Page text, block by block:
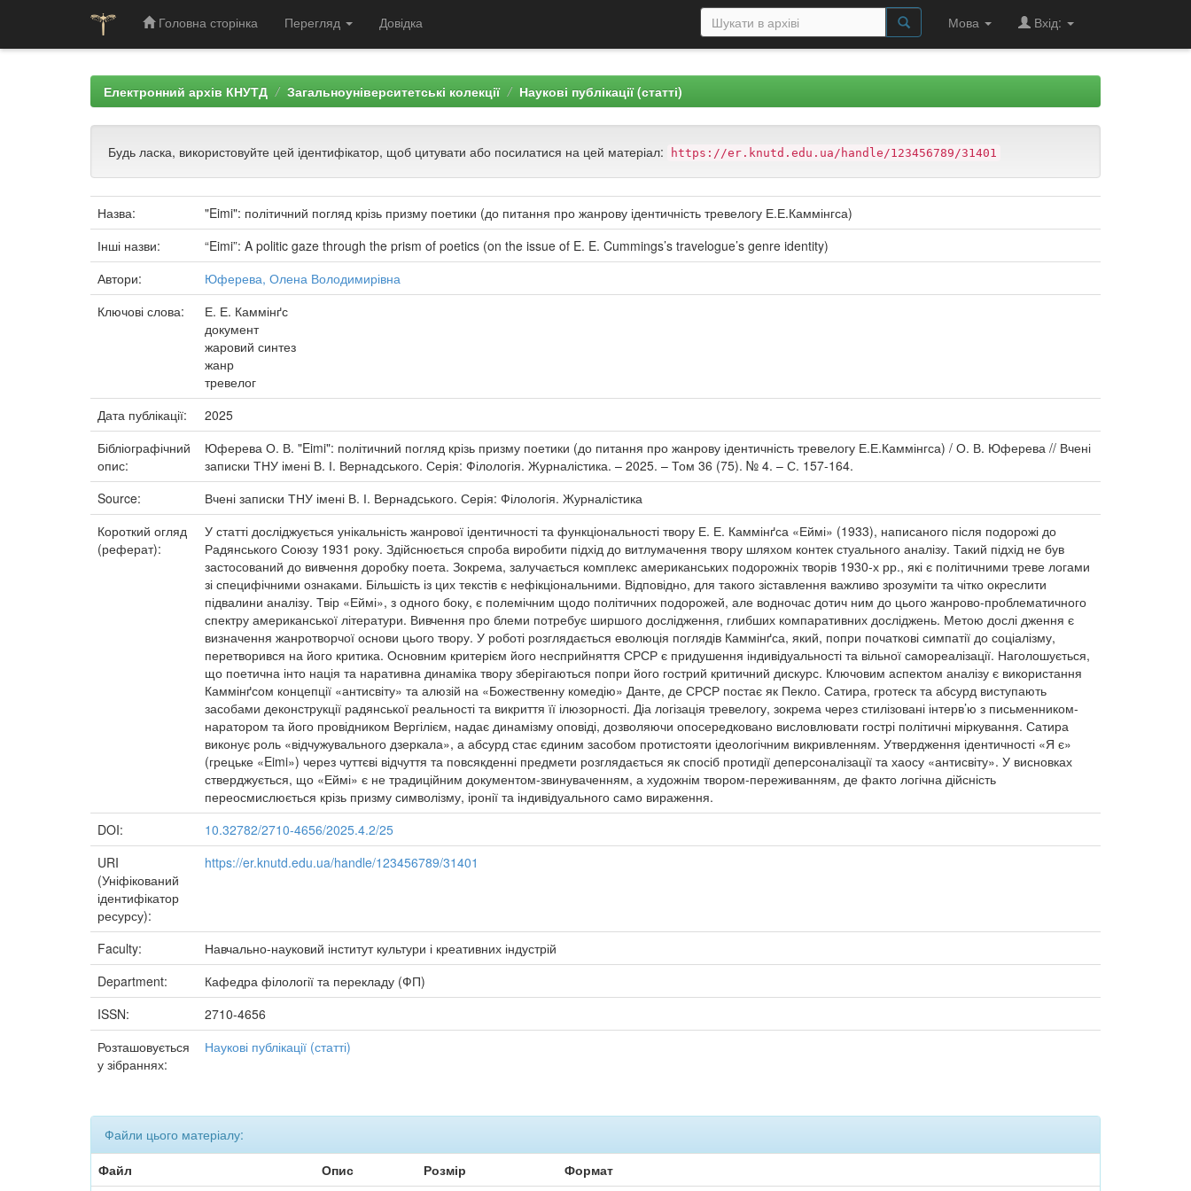
Головна сторінка Перегляд Довідка Мова Вхід:
Електронний архів КНУТД Загальноуніверситетські колекції Наукові публікації (статті)
Будь ласка, використовуйте цей ідентифікатор, щоб цитувати або посилатися на цей матеріал: https://er.knutd.edu.ua/handle/123456789/31401
Назва:
"Eimi": політичний погляд крізь призму поетики (до питання про жанрову ідентичність тревелогу Е.Е.Каммінгса)
Інші назви:
“Eimi”: A politic gaze through the prism of poetics (on the issue of E. E. Cummings’s travelogue’s genre identity)
Автори:
Юферева, Олена Володимирівна
Ключові слова:
Е. Е. Каммінґс
документ
жаровий синтез
жанр
тревелог
Дата публікації:
2025
Бібліографічний
опис:
Юферева О. В. "Eimi": політичний погляд крізь призму поетики (до питання про жанрову ідентичність тревелогу Е.Е.Каммінгса) / О. В. Юферева // Вчені
записки ТНУ імені В. І. Вернадського. Серія: Філологія. Журналістика. – 2025. – Том 36 (75). № 4. – С. 157-164.
Source:
Вчені записки ТНУ імені В. І. Вернадського. Серія: Філологія. Журналістика
Короткий огляд
(реферат):
У статті досліджується унікальність жанрової ідентичності та функціональності твору Е. Е. Каммінґса «Еймі» (1933), написаного після подорожі до
Радянського Союзу 1931 року. Здійснюється спроба виробити підхід до витлумачення твору шляхом контек стуального аналізу. Такий підхід не був
застосований до вивчення доробку поета. Зокрема, залучається комплекс американських подорожніх творів 1930-х рр., які є політичними треве логами
зі специфічними ознаками. Більшість із цих текстів є нефікціональними. Відповідно, для такого зіставлення важливо зрозуміти та чітко окреслити
підвалини аналізу. Твір «Еймі», з одного боку, є полемічним щодо політичних подорожей, але водночас дотич ним до цього жанрово-проблематичного
спектру американської літератури. Вивчення про блеми потребує ширшого дослідження, глибших компаративних досліджень. Метою дослі дження є
визначення жанротворчої основи цього твору. У роботі розглядається еволюція поглядів Каммінґса, який, попри початкові симпатії до соціалізму,
перетворився на його критика. Основним критерієм його несприйняття СРСР є придушення індивідуальності та вільної самореалізації. Наголошується,
що поетична інто нація та наративна динаміка твору зберігаються попри його гострий критичний дискурс. Ключовим аспектом аналізу є використання
Каммінґсом концепції «антисвіту» та алюзій на «Божественну комедію» Данте, де СРСР постає як Пекло. Сатира, гротеск та абсурд виступають
засобами деконструкції радянської реальності та викриття її ілюзорності. Діа логізація тревелогу, зокрема через стилізовані інтерв’ю з письменником-
наратором та його провідником Вергілієм, надає динамізму оповіді, дозволяючи опосередковано висловлювати гострі політичні міркування. Сатира
виконує роль «відчужувального дзеркала», а абсурд стає єдиним засобом протистояти ідеологічним викривленням. Утвердження ідентичності «Я є»
(грецьке «Eimi») через чуттєві відчуття та повсякденні предмети розглядається як спосіб протидії деперсоналізації та хаосу «антисвіту». У висновках
стверджується, що «Еймі» є не традиційним документом-звинуваченням, а художнім твором-переживанням, де факто логічна дійсність
переосмислюється крізь призму символізму, іронії та індивідуального само вираження.
DOI:
10.32782/2710-4656/2025.4.2/25
URI
(Уніфікований
ідентифікатор
ресурсу):
https://er.knutd.edu.ua/handle/123456789/31401
Faculty:
Навчально-науковий інститут культури і креативних індустрій
Department:
Кафедра філології та перекладу (ФП)
ISSN:
2710-4656
Розташовується
у зібраннях:
Наукові публікації (статті)
Файли цього матеріалу:
Файл
Опис Розмір Формат